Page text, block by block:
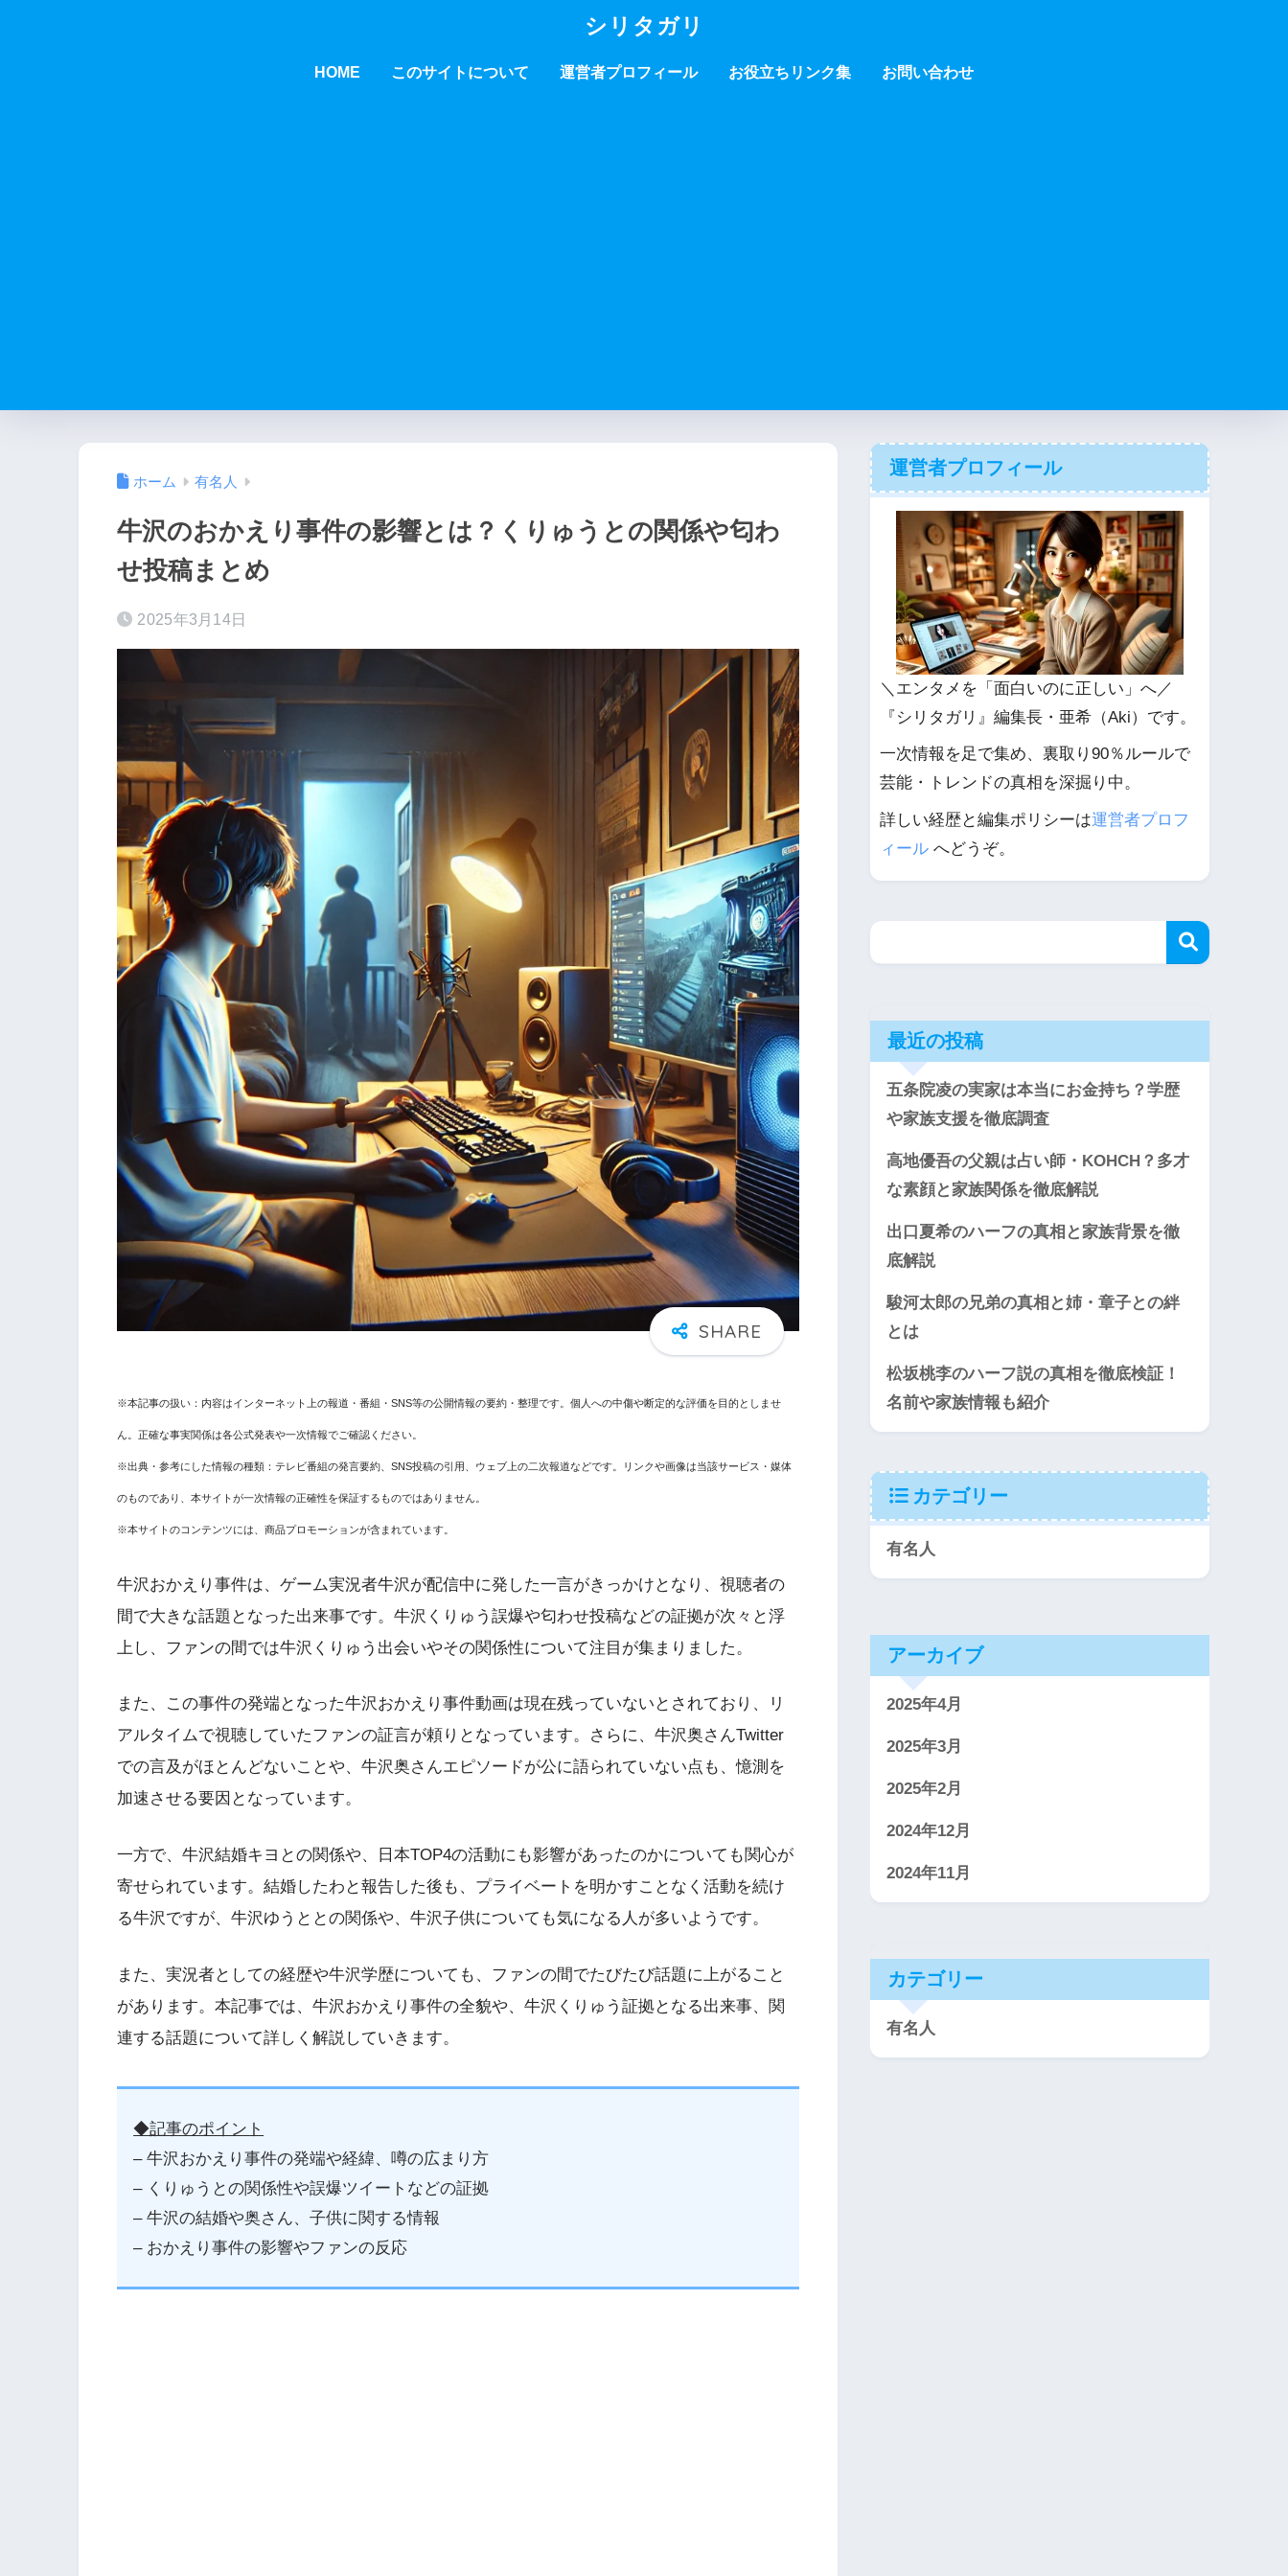
シリタガリ
HOME このサイトについて 運営者プロフィール お役立ちリンク集 お問い合わせ
ホーム 有名人
牛沢のおかえり事件の影響とは？くりゅうとの関係や匂わ
せ投稿まとめ
2025年3月14日
※本記事の扱い：内容はインターネット上の報道・番組・SNS等の公開情報の要約・整理です。個人への中傷や断定的な評価を目的としませ
ん。正確な事実関係は各公式発表や一次情報でご確認ください。
※出典・参考にした情報の種類：テレビ番組の発言要約、SNS投稿の引用、ウェブ上の二次報道などです。リンクや画像は当該サービス・媒体
のものであり、本サイトが一次情報の正確性を保証するものではありません。
※本サイトのコンテンツには、商品プロモーションが含まれています。
牛沢おかえり事件は、ゲーム実況者牛沢が配信中に発した一言がきっかけとなり、視聴者の
間で大きな話題となった出来事です。牛沢くりゅう誤爆や匂わせ投稿などの証拠が次々と浮
上し、ファンの間では牛沢くりゅう出会いやその関係性について注目が集まりました。
また、この事件の発端となった牛沢おかえり事件動画は現在残っていないとされており、リ
アルタイムで視聴していたファンの証言が頼りとなっています。さらに、牛沢奥さんTwitter
での言及がほとんどないことや、牛沢奥さんエピソードが公に語られていない点も、憶測を
加速させる要因となっています。
一方で、牛沢結婚キヨとの関係や、日本TOP4の活動にも影響があったのかについても関心が
寄せられています。結婚したわと報告した後も、プライベートを明かすことなく活動を続け
る牛沢ですが、牛沢ゆうととの関係や、牛沢子供についても気になる人が多いようです。
また、実況者としての経歴や牛沢学歴についても、ファンの間でたびたび話題に上がること
があります。本記事では、牛沢おかえり事件の全貌や、牛沢くりゅう証拠となる出来事、関
連する話題について詳しく解説していきます。
◆記事のポイント
– 牛沢おかえり事件の発端や経緯、噂の広まり方
– くりゅうとの関係性や誤爆ツイートなどの証拠
– 牛沢の結婚や奥さん、子供に関する情報
– おかえり事件の影響やファンの反応
運営者プロフィール
＼エンタメを「面白いのに正しい」へ／
『シリタガリ』編集長・亜希（Aki）です。
一次情報を足で集め、裏取り90％ルールで
芸能・トレンドの真相を深掘り中。
詳しい経歴と編集ポリシーは運営者プロフ
ィール へどうぞ。
最近の投稿
五条院凌の実家は本当にお金持ち？学歴
や家族支援を徹底調査
高地優吾の父親は占い師・KOHCH？多才
な素顔と家族関係を徹底解説
出口夏希のハーフの真相と家族背景を徹
底解説
駿河太郎の兄弟の真相と姉・章子との絆
とは
松坂桃李のハーフ説の真相を徹底検証！
名前や家族情報も紹介
カテゴリー
有名人
アーカイブ
2025年4月
2025年3月
2025年2月
2024年12月
2024年11月
カテゴリー
有名人